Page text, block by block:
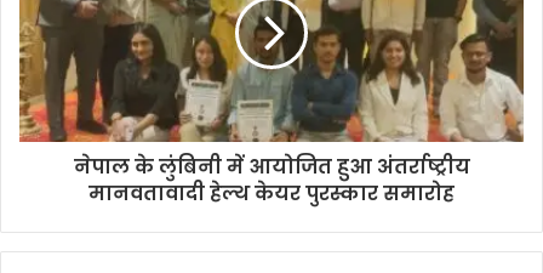
नेपाल के लुंबिनी में आयोजित हुआ अंतर्राष्ट्रीय
मानवतावादी हेल्थ केयर पुरस्कार समारोह